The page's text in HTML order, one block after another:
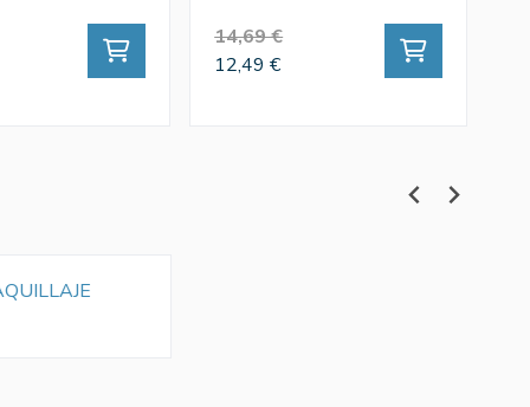
14,69 €
12,49 €